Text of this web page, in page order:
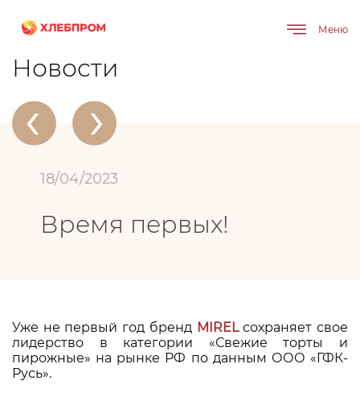
Меню
Главная О компании
Новости
‹ ›
18/04/2023
Время первых!
Уже не первый год бренд MIRELсохраняет свое
лидерство в категории «Свежие торты и
пирожные» на рынке РФ по данным ООО «ГФК-
Русь».